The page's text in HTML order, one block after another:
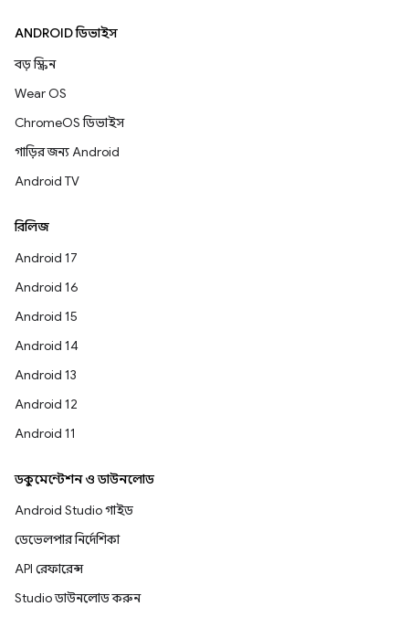
ANDROID ডিভাইস
বড় স্ক্রিন
Wear OS
ChromeOS ডিভাইস
গাড়ির জন্য Android
Android TV
রিলিজ
Android 17
Android 16
Android 15
Android 14
Android 13
Android 12
Android 11
ডকুমেন্টেশন ও ডাউনলোড
Android Studio গাইড
ডেভেলপার নির্দেশিকা
API রেফারেন্স
Studio ডাউনলোড করুন